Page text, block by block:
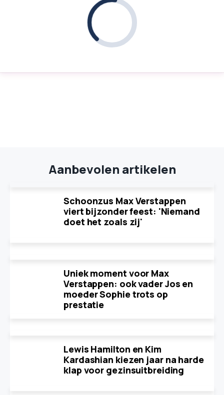
Aanbevolen artikelen
Schoonzus Max Verstappen
viert bijzonder feest: 'Niemand
doet het zoals zij'
Uniek moment voor Max
Verstappen: ook vader Jos en
moeder Sophie trots op
prestatie
Lewis Hamilton en Kim
Kardashian kiezen jaar na harde
klap voor gezinsuitbreiding